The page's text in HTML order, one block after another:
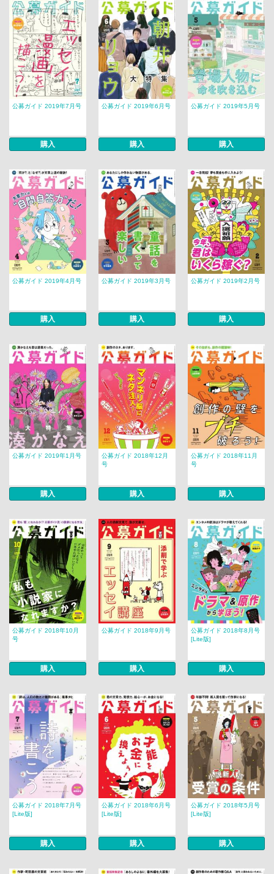
公募ガイド 2019年7月号
購入
公募ガイド 2019年6月号
購入
公募ガイド 2019年5月号
購入
公募ガイド 2019年4月号
購入
公募ガイド 2019年3月号
購入
公募ガイド 2019年2月号
購入
公募ガイド 2019年1月号
購入
公募ガイド 2018年12月
号
購入
公募ガイド 2018年11月
号
購入
公募ガイド 2018年10月
号
購入
公募ガイド 2018年9月号
購入
公募ガイド 2018年8月号
[Lite版]
購入
公募ガイド 2018年7月号
[Lite版]
購入
公募ガイド 2018年6月号
[Lite版]
購入
公募ガイド 2018年5月号
[Lite版]
購入